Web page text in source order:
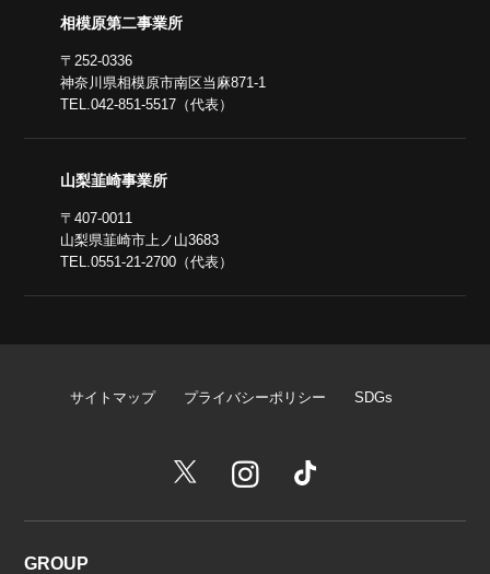
相模原第二事業所
〒252-0336
神奈川県相模原市南区当麻871-1
TEL.042-851-5517（代表）
山梨韮崎事業所
〒407-0011
山梨県韮崎市上ノ山3683
TEL.0551-21-2700（代表）
サイトマップ プライバシーポリシー SDGs
GROUP